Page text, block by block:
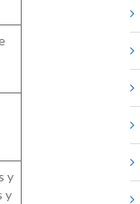
y
y